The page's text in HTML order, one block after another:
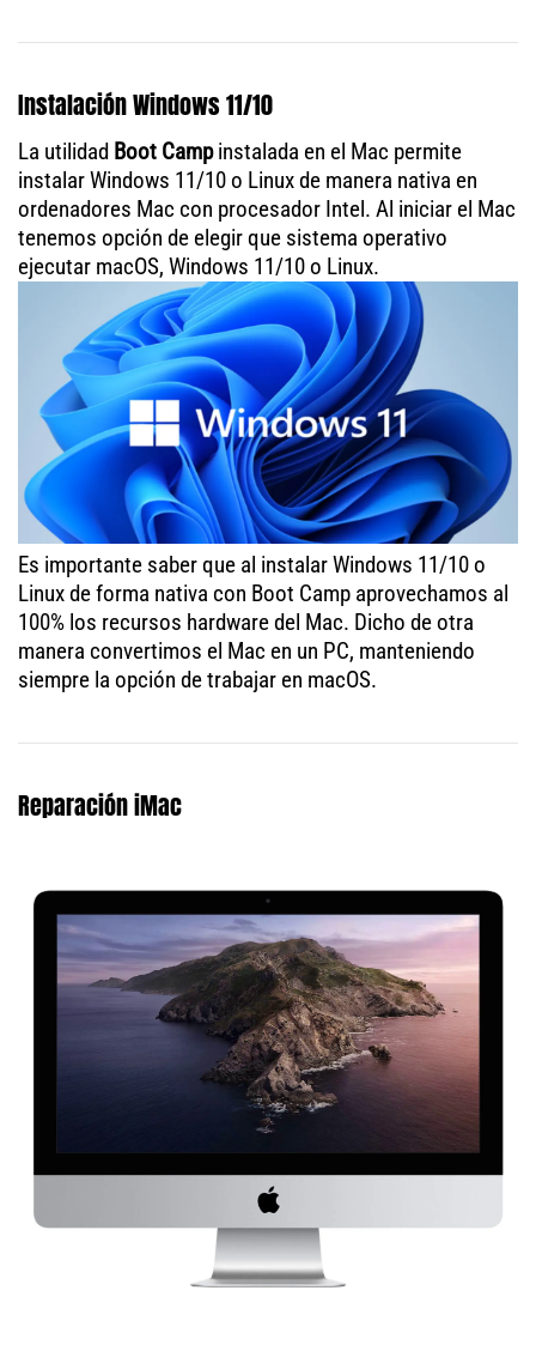
Instalación Windows 11/10
La utilidad Boot Campinstalada en el Mac permite
instalar Windows 11/10 o Linux de manera nativa en
ordenadores Mac con procesador Intel. Al iniciar el Mac
tenemos opción de elegir que sistema operativo
ejecutar macOS, Windows 11/10 o Linux.
Es importante saber que al instalar Windows 11/10 o
Linux de forma nativa con Boot Camp aprovechamos al
100% los recursos hardware del Mac. Dicho de otra
manera convertimos el Mac en un PC, manteniendo
siempre la opción de trabajar en macOS.
Reparación iMac